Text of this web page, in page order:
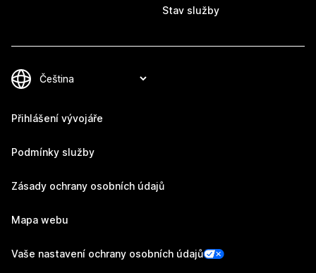
Stav služby
Přihlášení vývojáře
Podmínky služby
Zásady ochrany osobních údajů
Mapa webu
Vaše nastavení ochrany osobních údajů